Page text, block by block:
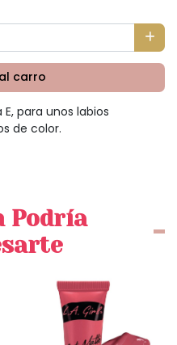
carro
para unos labios
de color.
Podría